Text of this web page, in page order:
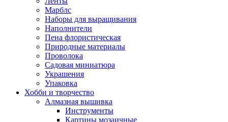
Марблс
Наборы для выращивания
Наполнители
Пена флористическая
Природные материалы
Проволока
Садовая миниатюра
Украшения
Упаковка
Хобби и творчество
Алмазная вышивка
Инструменты
Картины мозаичные